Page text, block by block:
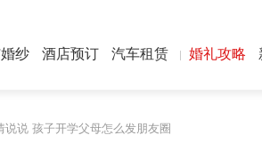
纱 酒店预订 汽车租赁 婚礼攻略
说说 孩子开学父母怎么发朋友圈